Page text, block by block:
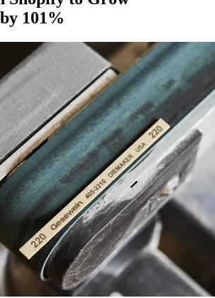
101%